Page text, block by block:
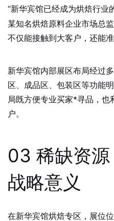
“新华宾馆已经成为烘焙行业
某知名烘焙原料企业市场总
不仅能接触到大客户，还能
新华宾馆内部展区布局经过
区、成品区、包装区等功能
局既方便专业买家*寻品，也
户。
03 稀缺资
战略意义
在新华宾馆烘焙专区，展位